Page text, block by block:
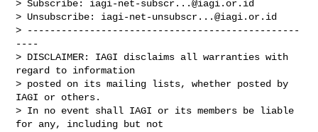
> Subscribe: iagi-net-subscr...@iagi.or.id
> Unsubscribe: iagi-net-unsubscr...@iagi.or.id
> ------------------------------------------------
----
> DISCLAIMER: IAGI disclaims all warranties with
regard to information
> posted on its mailing lists, whether posted by
IAGI or others.
> In no event shall IAGI or its members be liable
for any, including but not